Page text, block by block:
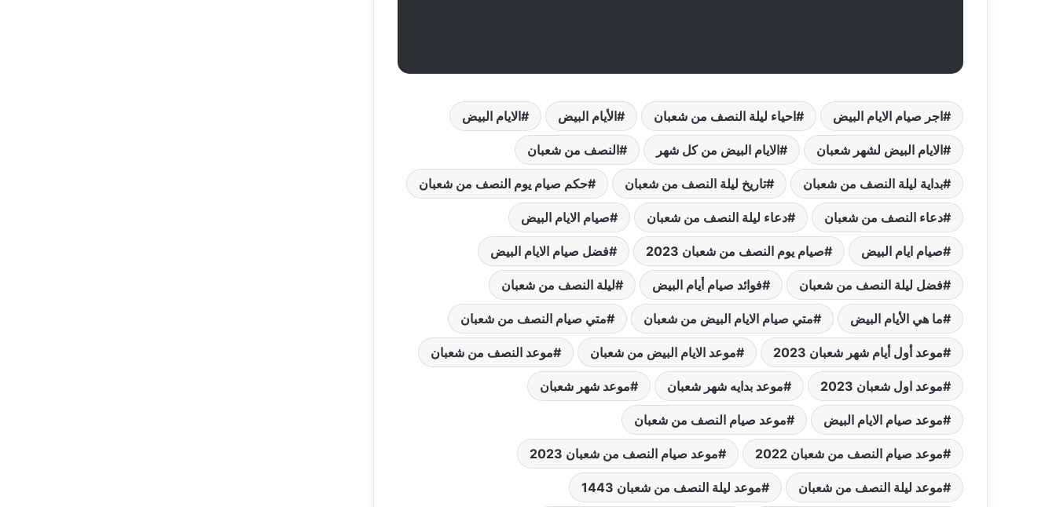
اجر صيام الايام البيض احياء ليلة النصف من شعبان الأيام البيض الايام البيض
الايام البيض لشهر شعبان الايام البيض من كل شهر النصف من شعبان
بداية ليلة النصف من شعبان تاريخ ليلة النصف من شعبان حكم صيام يوم النصف من شعبان
دعاء النصف من شعبان دعاء ليلة النصف من شعبان صيام الايام البيض
صيام ايام البيض صيام يوم النصف من شعبان 2023 فضل صيام الايام البيض
فضل ليلة النصف من شعبان فوائد صيام أيام البيض ليلة النصف من شعبان
ما هي الأيام البيض متي صيام الايام البيض من شعبان متي صيام النصف من شعبان
موعد أول أيام شهر شعبان 2023 موعد الايام البيض من شعبان موعد النصف من شعبان
موعد اول شعبان 2023 موعد بدايه شهر شعبان موعد شهر شعبان
موعد صيام الايام البيض موعد صيام النصف من شعبان
موعد صيام النصف من شعبان 2022 موعد صيام النصف من شعبان 2023
موعد ليلة النصف من شعبان موعد ليلة النصف من شعبان 1443